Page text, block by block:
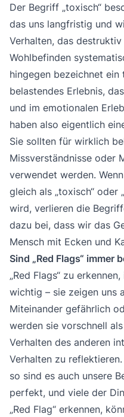
Der Begriff „toxisch“
das uns langfristig und
Verhalten, das
Wohlbefinden
hingegen bezeichnet
belastendes Erlebnis,
und im emotionalen
haben also eigentlich
Sie sollten für wirklich
Missverständnisse oder
verwendet werden.
gleich als „toxisch“ oder
wird, verlieren die
dazu bei, dass wir das
Mensch mit Ecken und
Sind „Red Flags“ immer
„Red Flags“ zu
wichtig – sie zeigen uns
Miteinander gefährlich
werden sie vorschnell
Verhalten des anderen
Verhalten zu
so sind es auch unsere
perfekt, und viele der
„Red Flag“ erkennen,